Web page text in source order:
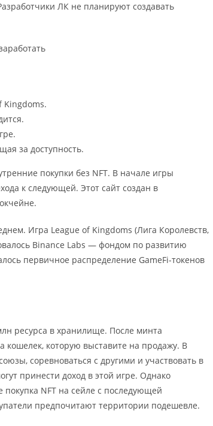
ЛК не планируют создавать
Kingdoms.
за доступность.
покупки без NFT. В начале игры
к следующей. Этот сайт создан в
Игра League of Kingdoms (Лига Королевств,
Binance Labs — фондом по развитию
первичное распределение GameFi-токенов
ресурса в хранилище. После минта
кошелек, которую выставите на продажу. В
соревноваться с другими и участвовать в
принести доход в этой игре. Однако
NFT на сейле с последующей
предпочитают территории подешевле.